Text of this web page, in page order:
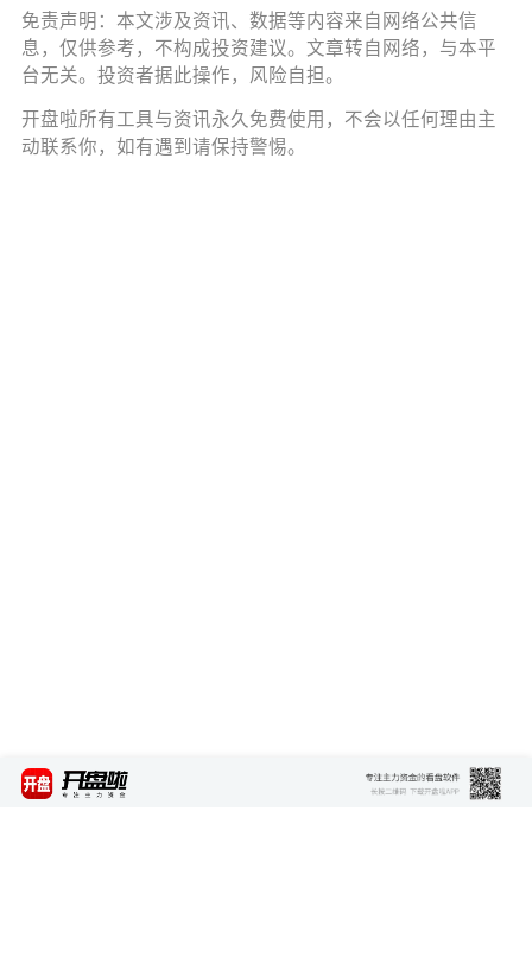
免责声明：本文涉及资讯、数据等内容来自网络公共信
息，仅供参考，不构成投资建议。文章转自网络，与本平
台无关。投资者据此操作，风险自担。
开盘啦所有工具与资讯永久免费使用，不会以任何理由主
动联系你，如有遇到请保持警惕。